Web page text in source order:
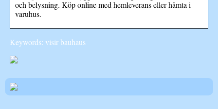
och belysning. Köp online med hemleverans eller hämta i
varuhus.
Keywords: visir bauhaus